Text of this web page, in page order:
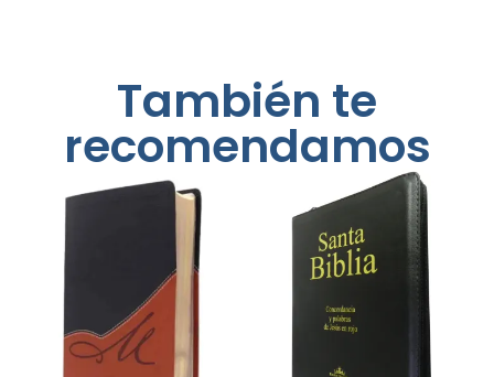
También te
recomendamos